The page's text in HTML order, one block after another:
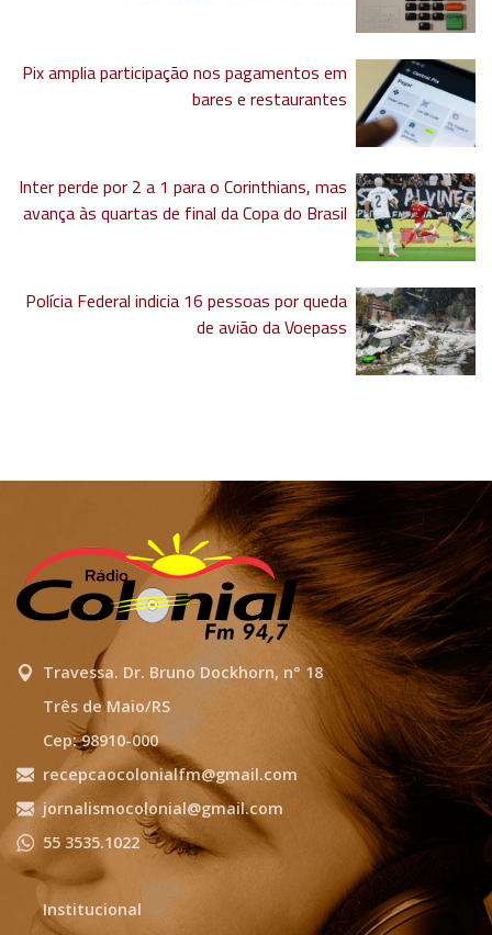
Pix amplia participação nos pagamentos em
bares e restaurantes
Inter perde por 2 a 1 para o Corinthians, mas
avança às quartas de final da Copa do Brasil
Polícia Federal indicia 16 pessoas por queda
de avião da Voepass
Travessa. Dr. Bruno Dockhorn, n° 18
Três de Maio/RS
Cep: 98910-000
recepcaocolonialfm@gmail.com
jornalismocolonial@gmail.com
55 3535.1022
Institucional